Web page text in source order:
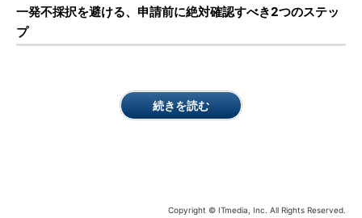
一発不採択を避ける、申請前に絶対確認すべき2つのステッ
プ
続きを読む
Copyright © ITmedia, Inc. All Rights Reserved.